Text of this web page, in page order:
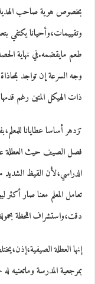
بخصوص هوية صاحب الهدية
وتقييمات،وأحيانا يكتفي
طعم مايقضمه.في نهاية
وجه السرعة إن تواجد
ذات الهيكل المتين رغم
تزدهر أساسا عطايانا
فصل الصيف حيث العطلة
الدراسي،لأن القيظ
تعامل المعلم معنا صار
دقت،واستشراف اللحظة
إنها العطلة
بمرجعية المدرسة وماتعنيه